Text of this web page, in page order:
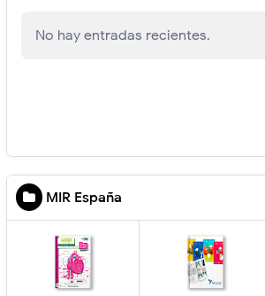
No hay entradas recientes.
MIR España